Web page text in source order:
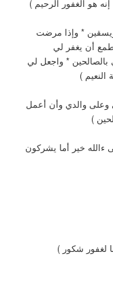
هو الغفور الرحيم )
* وإذا مرضت
أن يغفر لي
* واجعل لي
)
والدي وأن أعمل
)
خير أما يشركون
لغفور شكور )